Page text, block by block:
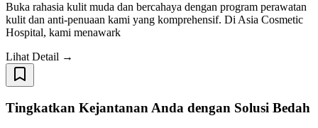
Buka rahasia kulit muda dan bercahaya dengan program perawatan
kulit dan anti-penuaan kami yang komprehensif. Di Asia Cosmetic
Hospital, kami menawark
Lihat Detail →
Tingkatkan Kejantanan Anda dengan Solusi Bedah